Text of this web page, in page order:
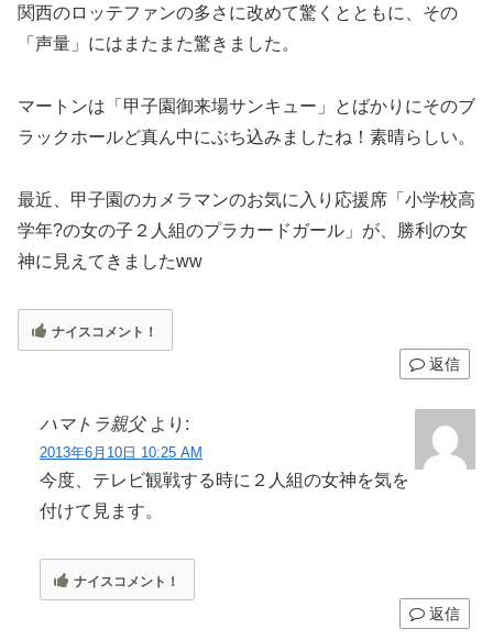
関西のロッテファンの多さに改めて驚くとともに、その
「声量」にはまたまた驚きました。
マートンは「甲子園御来場サンキュー」とばかりにそのブ
ラックホールど真ん中にぶち込みましたね！素晴らしい。
最近、甲子園のカメラマンのお気に入り応援席「小学校高
学年?の女の子２人組のプラカードガール」が、勝利の女
神に見えてきましたww
ナイスコメント！
返信
ハマトラ親父 より:
2013年6月10日 10:25 AM
今度、テレビ観戦する時に２人組の女神を気を
付けて見ます。
ナイスコメント！
返信